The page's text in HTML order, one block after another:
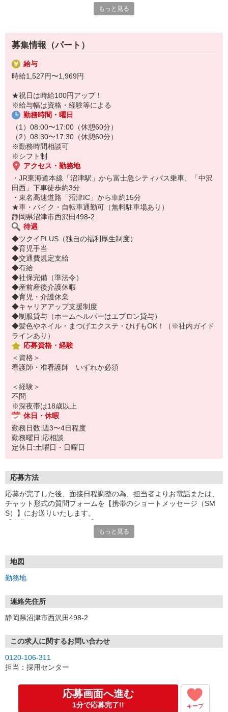
◇頑張った分、スタッフに還元！
・パートは特別手当の支給あり
※脱衣、移動介助、洗身補助
※移動介助後、着衣
※必要に応じた医療処置介助（薬の塗布など）
※ドライヤーかけ
※体調確認
※その他記録、備品管理など
★＼3名体制で安心／
お客様一人ひとりに寄り添った介護サービスを提供したい方や、日
勤のみで働きたい方におすすめの仕事です。ヘルパー・オペレータ
ー・看護職員の3名でケアを行うため、安心して業務に取り組める体
制です。お客様から直接感謝の言葉を頂ける機会も多く、やりがい
を感じられます。
もっと見る
募集情報（パート）
給与
時給1,527円〜1,969円
★祝日は時給100円アップ！
※給与幅は資格・経験等による
勤務時間・曜日
（1）08:00〜17:00（休憩60分）
（2）08:30〜17:30（休憩60分）
※勤務時間相談可
※シフト制
アクセス・勤務地
・JR東海道本線「沼津駅」から富士急シティバス乗車、「中沢
田西」下車徒歩約3分
・東名高速道路「沼津IC」から車約15分
★車・バイク・自転車通勤可（無料駐車場あり）
静岡県沼津市西沢田498-2
待遇
◆ツクイPLUS（独自の福利厚生制度）
◆育児手当
◆交通費規定支給
◆有給
◆社保完備（準法令）
◆産前産後介護休暇
◆育児・介護休業
◆キャリアアップ支援制度
◆制服貸与（ホームヘルパーはエプロン貸与）
◆髪色やネイル・まつげエクステ・ひげもOK！（※社内ガイド
ラインあり）
応募資格・経験
＜資格＞
看護師・准看護師 いずれか必須
＜経験＞
不問
※深夜帯は18歳以上
休日・休暇
勤務日数:週3〜4日程度
勤務曜日:応相談
定休日:土曜日・日曜日
応募方法
応募が完了した後、面接日程調整の為、担当者よりお電話または、
チャット形式の質問フォームを【携帯のショートメッセージ（SM
S）】にお送りいたします。
1.応募…Webもしくはお電話より応募ください。
※実技試験はドライバーの職種のみとなります。
もっと見る
地図
勤務地
連絡先住所
静岡県沼津市西沢田498-2
この求人に関するお問い合わせ
0120-106-311
担当：採用センター
応募画面へ進む
1分で応募完了!! キープ